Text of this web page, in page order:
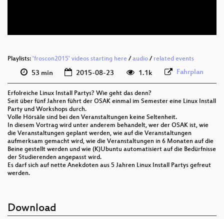
Playlists: 'froscon2015' videos starting here /audio / related events
53 min 2015-08-23 1.1k Fahrplan
Erfolreiche Linux Install Partys? Wie geht das denn?
Seit über fünf Jahren führt der OSAK einmal im Semester eine Linux Install
Party und Workshops durch.
Volle Hörsäle sind bei den Veranstaltungen keine Seltenheit.
In diesem Vortrag wird unter anderem behandelt, wer der OSAK ist, wie
die Veranstaltungen geplant werden, wie auf die Veranstaltungen
aufmerksam gemacht wird, wie die Veranstaltungen in 6 Monaten auf die
Beine gestellt werden und wie (K)Ubuntu automatisiert auf die Bedürfnisse
der Studierenden angepasst wird.
Es darf sich auf nette Anekdoten aus 5 Jahren Linux Install Partys gefreut
werden.
Download